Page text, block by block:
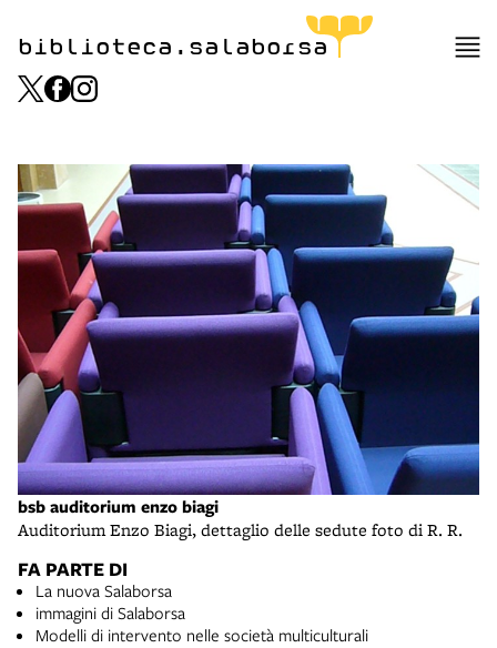
biblioteca.salaborsa
bsb auditorium enzo biagi
Auditorium Enzo Biagi, dettaglio delle sedute foto di R. R.
FA PARTE DI
La nuova Salaborsa
immagini di Salaborsa
Modelli di intervento nelle società multiculturali